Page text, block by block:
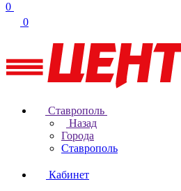
0
0
Ставрополь
Назад
Города
Ставрополь
Кабинет